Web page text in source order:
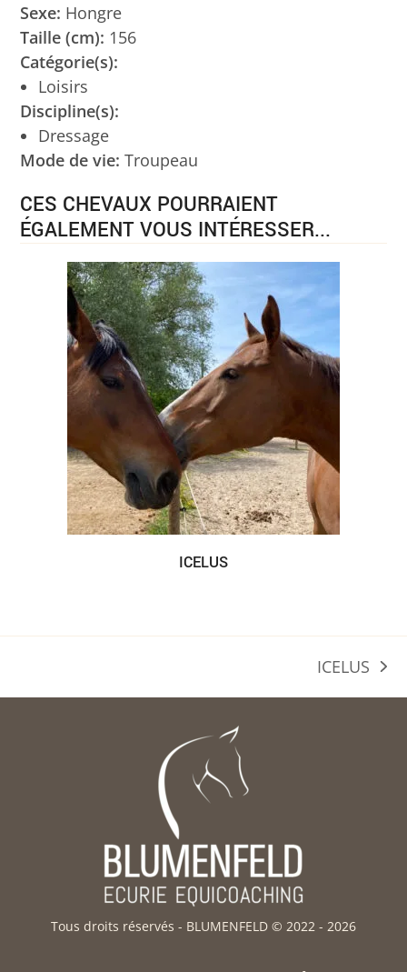
Sexe: Hongre
Taille (cm): 156
Catégorie(s):
Loisirs
Discipline(s):
Dressage
Mode de vie: Troupeau
CES CHEVAUX POURRAIENT
ÉGALEMENT VOUS INTÉRESSER...
ICELUS
prochain
article:
ICELUS
Tous droits réservés - BLUMENFELD © 2022 - 2026